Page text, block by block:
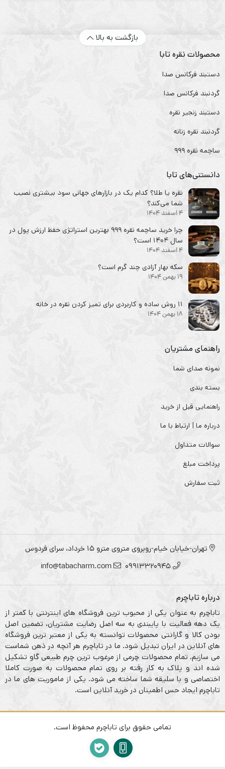
بازگشت به بالا
محصولات نقره تابا
دستبند فرکانس صدا
گردنبند فرکانس صدا
دستبند زنجیر نقره
گردنبند نقره زنانه
ساچمه نقره ۹۹۹
دانستنی‌های تابا
نقره یا طلا؟ کدام یک در بازارهای جهانی سود بیشتری نصیب
شما می‌کند؟
4 اسفند 1404
چرا خرید ساچمه نقره ۹۹۹ بهترین استراتژی حفظ ارزش پول در
سال ۱۴۰۴ است؟
4 اسفند 1404
سکه‌ بهار آزادی چند گرم است؟
19 بهمن 1404
۱۱ روش ساده و کاربردی برای تمیز کردن نقره در خانه
18 بهمن 1404
راهنمای مشتریان
نمونه صدای شما
بسته بندی
راهنمایی قبل از خرید
درباره ما | ارتباط با ما
سوالات متداول
پرداخت مبلغ
ثبت سفارش
تهران-خیابان خیام-روبروی متروی مترو ۱۵ خرداد، سرای فردوس
09913320945
info@tabacharm.com
درباره تاباچرم
تاباچرم به عنوان یکی از محبوب ترین فروشگاه های اینترنتی با کمتر از
یک دهه فعالیت با پایبندی به سه اصل رضایت مشتریان، تضمین اصل
بودن کالا و گارانتی محصولات توانسته به یکی از معتبر ترین فروشگاه
های آنلاین در ایران تبدیل شود. ما در تاباچرم هر آنچه در ذهن شماست
می سازیم. تمام محصولات چرمی از مرغوب ترین چرم طبیعی گاو تشکیل
شده اند و پلاک به کار رفته بر روی تمام محصولات به صورت کاملا
اختصاصی و با سلیقه شما ساخته می شود. یکی از ماموریت های ما در
تاباچرم ایجاد حس اطمینان در خرید آنلاین است.
تمامی حقوق برای تاباچرم محفوظ است.